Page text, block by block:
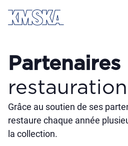
Passer au contenu principal
Partenaires
Grâce au soutien de ses
restaure chaque année
la collection.